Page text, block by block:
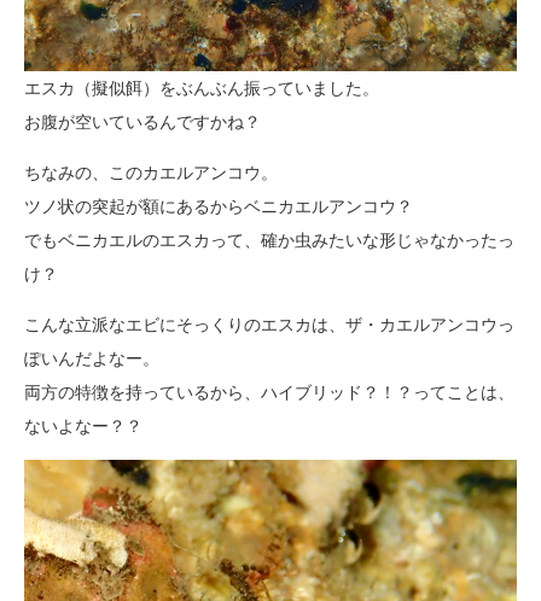
エスカ（擬似餌）をぶんぶん振っていました。
お腹が空いているんですかね？
ちなみの、このカエルアンコウ。
ツノ状の突起が額にあるからベニカエルアンコウ？
でもベニカエルのエスカって、確か虫みたいな形じゃなかったっ
け？
こんな立派なエビにそっくりのエスカは、ザ・カエルアンコウっ
ぽいんだよなー。
両方の特徴を持っているから、ハイブリッド？！？ってことは、
ないよなー？？